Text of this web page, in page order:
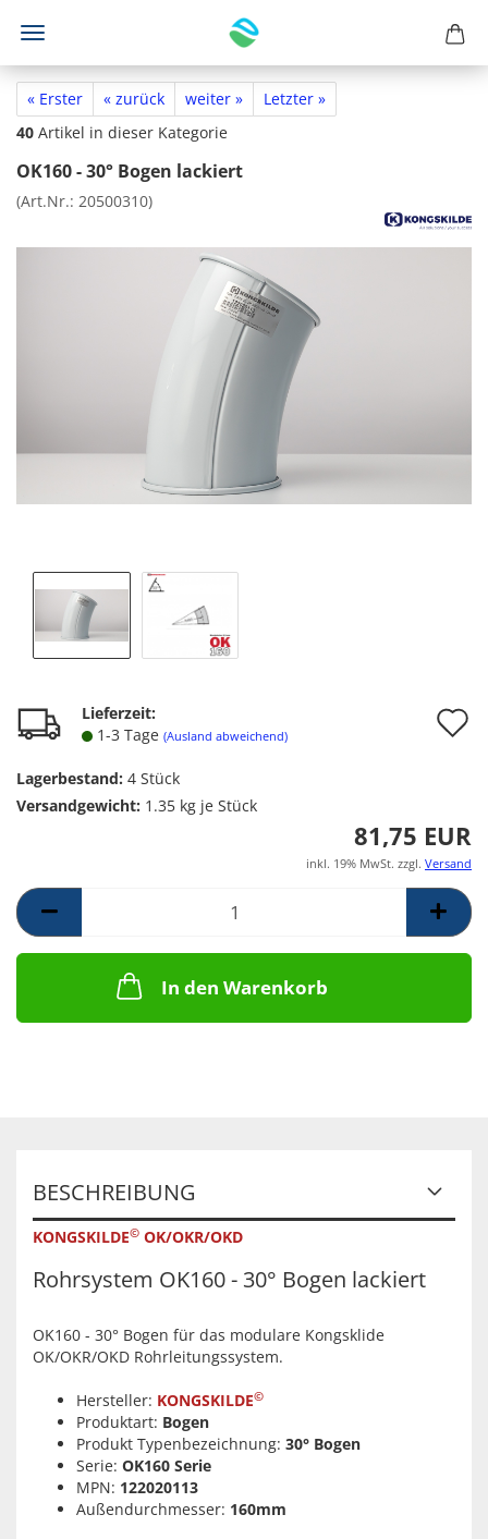
« Erster « zurück weiter »
Letzter »
40 Artikel in dieser Kategorie
OK160 - 30° Bogen lackiert
(Art.Nr.: 20500310)
Lieferzeit:
1-3 Tage (Ausland abweichend)
Lagerbestand: 4 Stück
Versandgewicht: 1.35 kg je Stück
81,75 EUR
inkl. 19% MwSt. zzgl. Versand
In den Warenkorb
BESCHREIBUNG
KONGSKILDE© OK/OKR/OKD
Rohrsystem OK160 - 30° Bogen lackiert
OK160 - 30° Bogen für das modulare Kongsklide
OK/OKR/OKD Rohrleitungssystem.
Hersteller: KONGSKILDE©
Produktart: Bogen
Produkt Typenbezeichnung: 30° Bogen
Serie: OK160 Serie
MPN: 122020113
Außendurchmesser: 160mm